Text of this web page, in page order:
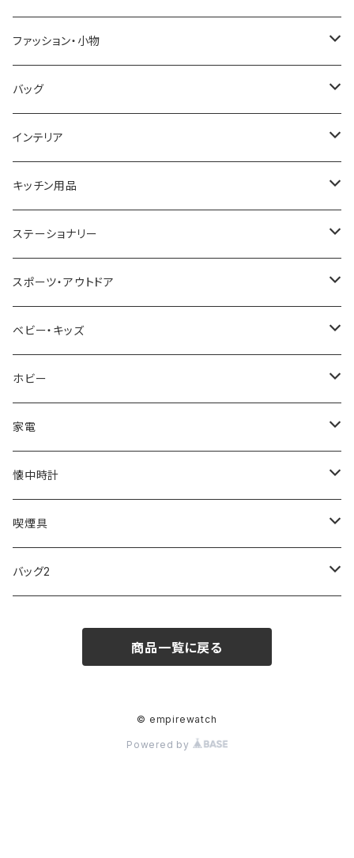
GRANDEUR
COGU
GAGA MILANO
CACTUS
TIMEX
NIXON
AVALANCHE
ORIENT
ZEPPELIN
SKAGEN
FOOTBALL WATCHES
ARCA FUTURA
LACOSTE
DIESEL
MICHAEL KORS
NO BRAND
DUCT
TRANSNUMBER
SAAMA HOMME
ARNOLD PALMER
MICHAEL KORS
DIESEL
ALV
Merge
ETTINGER
COACH
BVLGARI
VANQUISH
GUCCI
TIFFANY&CO
FOLLI FOLLIE
POLICE
PAUL HEWITT
22designstudio
BOTTEGA VENETA
EMPORIO ARMANI
CALVIN KLEIN
DANIEL WELLINGTON
SWAROVSKI
VIVIENNE WESTWOOD
ファッション・小物
DAKS
栃木レザー
NIKE
DUNHILL
NEWYORKER
OROBIANCO
Ellese
COLEMAN
MONTBLANC
Fashion Accessory Cllection
ISLAND
バッグ
MANHATTAN PORTAGE
United HOMME
RODANIA
BEAMZSQUARE
BLAZER CLUB
ANDY HAWARD
G GUSTO
GULLWING
LESPORTSAC
PRADA
インテリア
CRYSTOCRAFT
SEIKO
CITIZEN
BRAUN
RHYTHM
BLOSSOM
MONDAINE
MAWA
その他
キッチン用品
I'mD
Helios
VALENTINO VISCANI
ステーショナリー
LAMY
WATERMAN
PARKER
PELIKAN
CROSS
MONTBLANC
SWAROVSKI
スポーツ・アウトドア
Trangia
Barebones
FEUERHAND
CASIO
ベビー・キッズ
ふわりぃ
ERGO BABY
ホビー
その他
AMOS
OMMIX
COACH
家電
CREATE
TORAY
OMRON
SPICE OF LIFE
懐中時計
MONDAINE
喫煙具
ZIPPO
TSUBOTA PEARL
バッグ2
商品一覧に戻る
© empirewatch
Powered by